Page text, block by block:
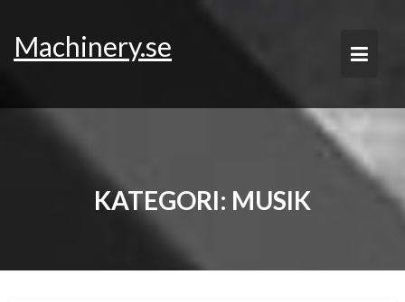
content
Machinery.se
KATEGORI: MUSIK